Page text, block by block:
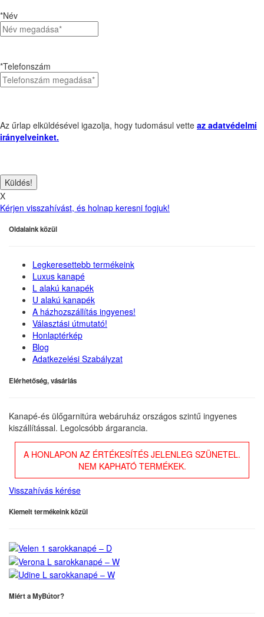
*Név
*Telefonszám
Az űrlap elküldésével igazolja, hogy tudomásul vette az adatvédelmi
irányelveinket.
X
Kérjen visszahívást, és holnap keresni fogjuk!
Oldalaink közül
Legkeresettebb termékeink
Luxus kanapé
L alakú kanapék
U alakú kanapék
A házhozszállítás ingyenes!
Választási útmutató!
Honlaptérkép
Blog
Adatkezelési Szabályzat
Elérhetőség, vásárlás
Kanapé-és ülőgarnitúra webáruház országos szintű ingyenes
kiszállítással. Legolcsóbb árgarancia.
A HONLAPON AZ ÉRTÉKESÍTÉS JELENLEG SZÜNETEL.
NEM KAPHATÓ TERMÉKEK.
Visszahívás kérése
Kiemelt termékeink közül
Miért a MyBútor?